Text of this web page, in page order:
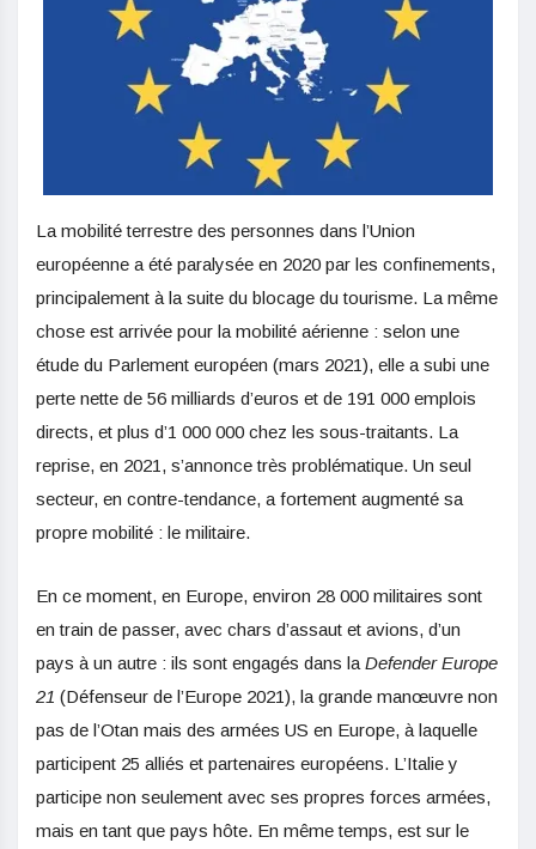
La mobilité terrestre des personnes dans l’Union
européenne a été paralysée en 2020 par les confinements,
principalement à la suite du blocage du tourisme. La même
chose est arrivée pour la mobilité aérienne : selon une
étude du Parlement européen (mars 2021), elle a subi une
perte nette de 56 milliards d’euros et de 191 000 emplois
directs, et plus d’1 000 000 chez les sous-traitants. La
reprise, en 2021, s’annonce très problématique. Un seul
secteur, en contre-tendance, a fortement augmenté sa
propre mobilité : le militaire.
En ce moment, en Europe, environ 28 000 militaires sont
en train de passer, avec chars d’assaut et avions, d’un
pays à un autre : ils sont engagés dans laDefender Europe
21 (Défenseur de l’Europe 2021), la grande manœuvre non
pas de l’Otan mais des armées US en Europe, à laquelle
participent 25 alliés et partenaires européens. L’Italie y
participe non seulement avec ses propres forces armées,
mais en tant que pays hôte. En même temps, est sur le